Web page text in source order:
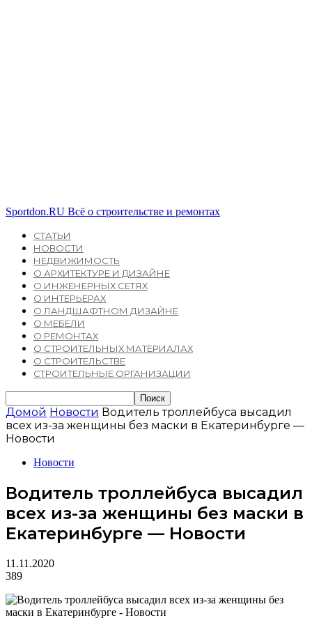
Sportdon.RU Всё о строительстве и ремонтах
СТАТЬИ
НОВОСТИ
НЕДВИЖИМОСТЬ
О АРХИТЕКТУРЕ И ДИЗАЙНЕ
О ИНЖЕНЕРНЫХ СЕТЯХ
О ИНТЕРЬЕРАХ
О ЛАНДШАФТНОМ ДИЗАЙНЕ
О МЕБЕЛИ
О РЕМОНТАХ
О СТРОИТЕЛЬНЫХ МАТЕРИАЛАХ
О СТРОИТЕЛЬСТВЕ
СТРОИТЕЛЬНЫЕ ОРГАНИЗАЦИИ
Домой Новости Водитель троллейбуса высадил
всех из-за женщины без маски в Екатеринбурге —
Новости
Новости
Водитель троллейбуса высадил
всех из-за женщины без маски в
Екатеринбурге — Новости
11.11.2020
389